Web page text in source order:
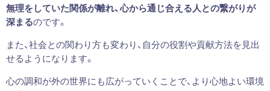
無理をしていた関係が離れ、心から通じ合える人との繋がりが
深まるのです。
また、社会との関わり方も変わり、自分の役割や貢献方法を見出
せるようになります。
心の調和が外の世界にも広がっていくことで、より心地よい環境